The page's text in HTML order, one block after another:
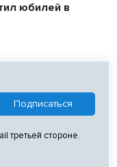
юбилей в
третьей стороне.